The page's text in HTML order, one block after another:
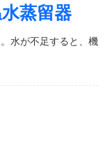
蒸留器
水が不足すると、機